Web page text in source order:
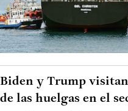
Biden y Trump
de las huelgas en el